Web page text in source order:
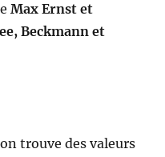
Max Ernst et
Beckmann et
trouve des valeurs